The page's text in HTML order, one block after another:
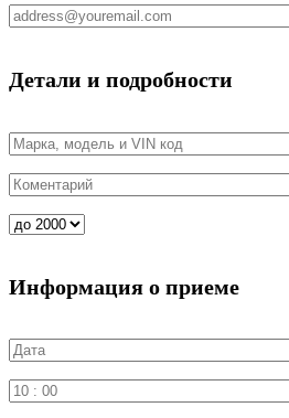
Детали и подробности
Информация о приеме